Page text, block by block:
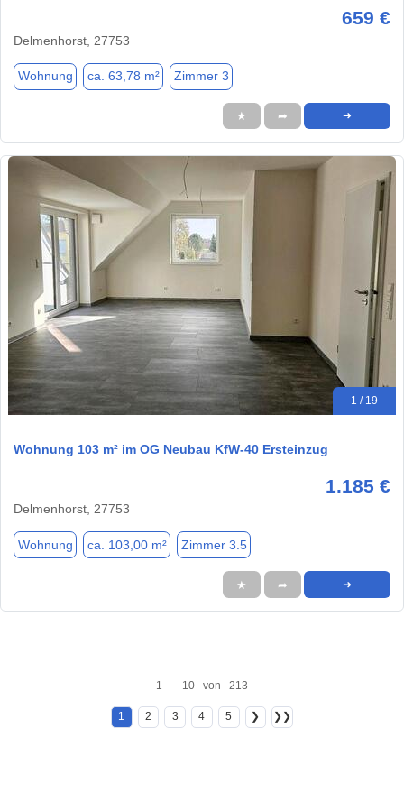
659 €
Delmenhorst, 27753
Wohnung ca. 63,78 m² Zimmer 3
★ ➦ ➜
1 / 19
Wohnung 103 m² im OG Neubau KfW-40 Ersteinzug
1.185 €
Delmenhorst, 27753
Wohnung ca. 103,00 m² Zimmer 3.5
★ ➦ ➜
1 - 10 von 213
1 2 3 4 5 ❯ ❯❯